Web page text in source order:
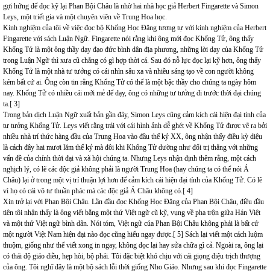
gợi hứng để đọc kỹ lại Phan Bội Châu là nhờ hai nhà học giả Herbert Fingarette và Simon
Leys, một triết gia và một chuyên viên về Trung Hoa học.
Kinh nghiệm của tôi về việc đọc bộ Khổng Học Đăng tương tự với kinh nghiệm của Herbert
Fingarette với sách Luận Ngữ. Fingarette nói rằng khi ông mới đọc Khổng Tử, ông thấy
Khổng Tử là một ông thầy dạy đạo đức bình dân địa phương, những lời dạy của Khổng Tử
trong Luận Ngữ thì xưa cũ chẳng có gì hợp thời cả. Sau đó nỗ lực đọc lại kỹ hơn, ông thấy
Khổng Tử là một nhà tư tưởng có cái nhìn sâu xa và nhiều sáng tạo về con người không
kém bất cứ ai. Ông còn tin rằng Khổng Tử có thể là một bậc thầy cho chúng ta ngày hôm
nay. Khổng Tử có nhiều cái mới mẻ để dạy, ông có những tư tưởng đi trước thời đại chúng
ta.[ 3]
Trong bản dịch Luận Ngữ xuất bản gần đây, Simon Leys cũng cảm kích cái hiện đại tính của
tư tưởng Khổng Tử. Leys viết rằng trái với cái hình ảnh dễ ghét về Khổng Tử được vẽ ra bởi
nhiều nhà trí thức hàng đầu của Trung Hoa vào đầu thế kỷ XX, ông nhận thấy điều kỳ diệu
là cách đây hai mươi lăm thế kỷ mà đôi khi Khổng Tử dường như đối trị thẳng với những
vấn đề của chính thời đại và xã hội chúng ta. Nhưng Leys nhận định thêm rằng, một cách
nghịch lý, có lẽ các độc giả không phải là người Trung Hoa (hay chúng ta có thể nói Á
Châu) lại ở trong một vị trí thuận lợi hơn để cảm kích cái hiện đại tính của Khổng Tử. Có lẽ
vì họ có cái vô tư thuần phác mà các độc giả Á Châu không có.[ 4]
Xin trở lại với Phan Bội Châu. Lần đầu đọc Khổng Học Đăng của Phan Bội Châu, điều đầu
tiên tôi nhận thấy là ông viết bằng một thứ Việt ngữ cũ kỹ, vụng về pha trộn giữa Hán Việt
và một thứ Việt ngữ bình dân. Nói tóm, Việt ngữ của Phan Bội Châu không phải là bất cứ
một người Việt Nam hiện đại nào đọc cũng hiểu ngay được.[ 5] Sách lại viết một cách luộm
thuộm, giống như thể viết xong in ngay, không đọc lại hay sửa chữa gì cả. Ngoài ra, ông lại
có thái độ giáo điều, hẹp hòi, bộ phái. Tôi đặc biệt khó chịu với cái giọng điệu trịch thượng
của ông. Tôi nghĩ đây là một bộ sách lỗi thời giống Nho Giáo. Nhưng sau khi đọc Fingarette